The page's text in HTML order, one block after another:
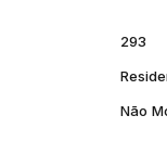
293
Não